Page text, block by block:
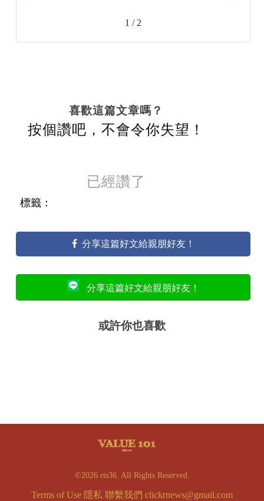
1 / 2
喜歡這篇文章嗎？
按個讚吧，不會令你失望！
已經讚了
標籤：
分享這篇好文給親朋好友！
分享這篇好文給親朋好友！
或許你也喜歡
©2026 rts36. All Rights Reserved.
Terms of Use 隱私 聯繫我們 clickrnews@gmail.com